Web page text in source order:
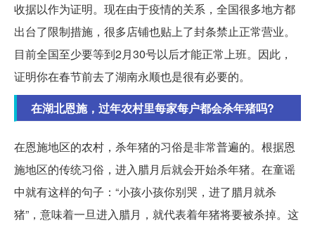
收据以作为证明。现在由于疫情的关系，全国很多地方都
出台了限制措施，很多店铺也贴上了封条禁止正常营业。
目前全国至少要等到2月30号以后才能正常上班。因此，
证明你在春节前去了湖南永顺也是很有必要的。
在湖北恩施，过年农村里每家每户都会杀年猪吗?
在恩施地区的农村，杀年猪的习俗是非常普遍的。根据恩
施地区的传统习俗，进入腊月后就会开始杀年猪。在童谣
中就有这样的句子：“小孩小孩你别哭，进了腊月就杀
猪”，意味着一旦进入腊月，就代表着年猪将要被杀掉。这